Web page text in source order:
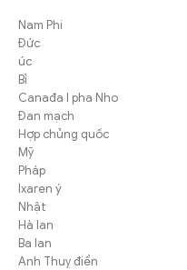
Nam Phi
Đức
úc
Bỉ
Canađa I pha Nho
Đan mạch
Hợp chủng quốc
Mỹ
Pháp
Ixaren ý
Nhật
Hà lan
Ba lan
Anh Thuỵ điển